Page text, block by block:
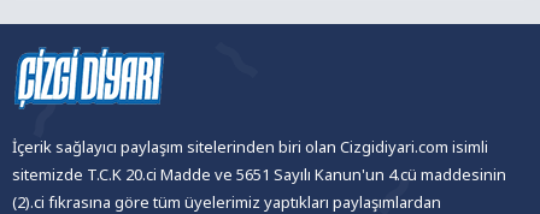
İçerik sağlayıcı paylaşım sitelerinden biri olan Cizgidiyari.com isimli
sitemizde T.C.K 20.ci Madde ve 5651 Sayılı Kanun'un 4.cü maddesinin
(2).ci fıkrasına göre tüm üyelerimiz yaptıkları paylaşımlardan